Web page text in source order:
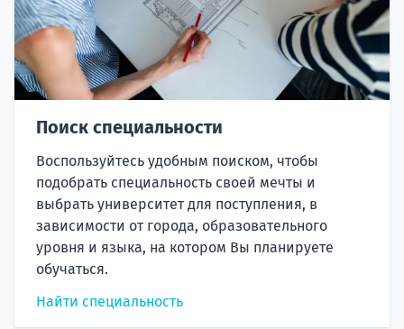
Поиск специальности
Воспользуйтесь удобным поиском, чтобы
подобрать специальность своей мечты и
выбрать университет для поступления, в
зависимости от города, образовательного
уровня и языка, на котором Вы планируете
обучаться.
Найти специальность